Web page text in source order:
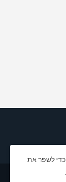
האתר שלנו משתמש בקובצי Cookie כדי לשפר את